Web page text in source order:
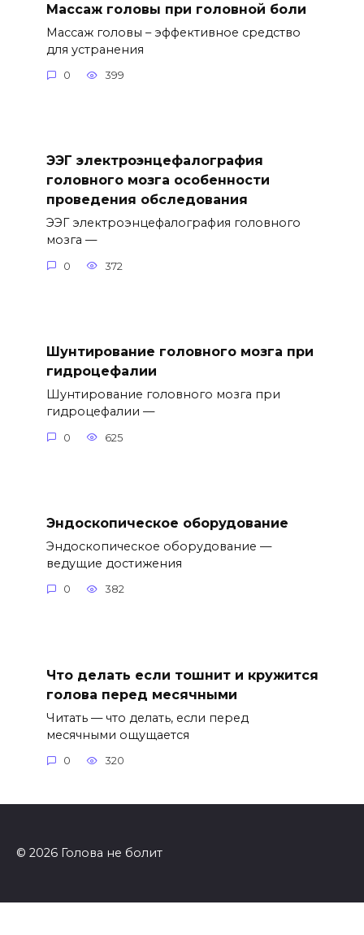
Массаж головы при головной боли
Массаж головы – эффективное средство
для устранения
0 399
ЭЭГ электроэнцефалография
головного мозга особенности
проведения обследования
ЭЭГ электроэнцефалография головного
мозга —
0 372
Шунтирование головного мозга при
гидроцефалии
Шунтирование головного мозга при
гидроцефалии —
0 625
Эндоскопическое оборудование
Эндоскопическое оборудование —
ведущие достижения
0 382
Что делать если тошнит и кружится
голова перед месячными
Читать — что делать, если перед
месячными ощущается
0 320
© 2026 Голова не болит